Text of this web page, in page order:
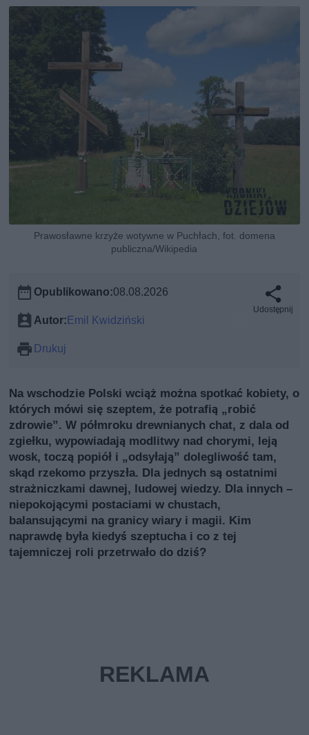
Prawosławne krzyże wotywne w Puchłach, fot. domena
publiczna/Wikipedia
Opublikowano:08.08.2026
Autor:Emil Kwidziński
Drukuj
Udostępnij
Na wschodzie Polski wciąż można spotkać kobiety, o
których mówi się szeptem, że potrafią „robić
zdrowie”. W półmroku drewnianych chat, z dala od
zgiełku, wypowiadają modlitwy nad chorymi, leją
wosk, toczą popiół i „odsyłają” dolegliwość tam,
skąd rzekomo przyszła. Dla jednych są ostatnimi
strażniczkami dawnej, ludowej wiedzy. Dla innych –
niepokojącymi postaciami w chustach,
balansującymi na granicy wiary i magii. Kim
naprawdę była kiedyś szeptucha i co z tej
tajemniczej roli przetrwało do dziś?